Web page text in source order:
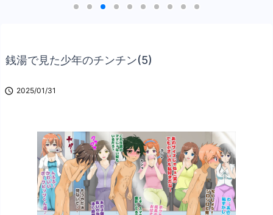
銭湯で見た少年のチンチン(5)
 2025/01/31